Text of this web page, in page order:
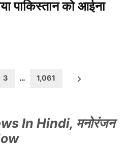
पाकिस्तान को आईना
3 … 1,061
In Hindi, मनोरंजन